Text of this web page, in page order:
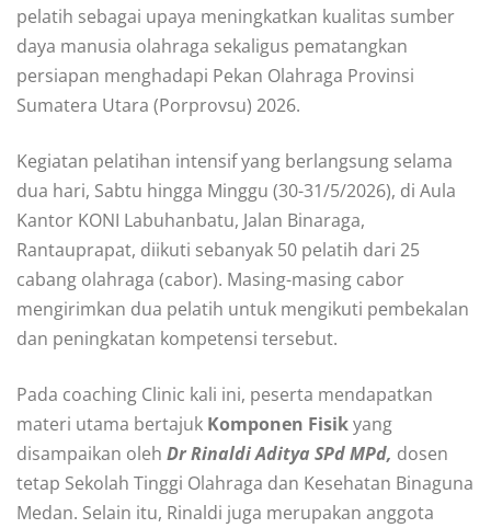
pelatih sebagai upaya meningkatkan kualitas sumber
daya manusia olahraga sekaligus pematangkan
persiapan menghadapi Pekan Olahraga Provinsi
Sumatera Utara (Porprovsu) 2026.
Kegiatan pelatihan intensif yang berlangsung selama
dua hari, Sabtu hingga Minggu (30-31/5/2026), di Aula
Kantor KONI Labuhanbatu, Jalan Binaraga,
Rantauprapat, diikuti sebanyak 50 pelatih dari 25
cabang olahraga (cabor). Masing-masing cabor
mengirimkan dua pelatih untuk mengikuti pembekalan
dan peningkatan kompetensi tersebut.
Pada coaching Clinic kali ini, peserta mendapatkan
materi utama bertajuk Komponen Fisikyang
disampaikan oleh Dr Rinaldi Aditya SPd MPd, dosen
tetap Sekolah Tinggi Olahraga dan Kesehatan Binaguna
Medan. Selain itu, Rinaldi juga merupakan anggota